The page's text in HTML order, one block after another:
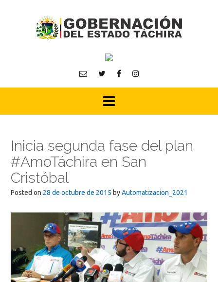
Inicia segunda fase del plan
#AmoTáchira en San
Cristóbal
Posted on 28 de octubre de 2015 byAutomatizacion_2021